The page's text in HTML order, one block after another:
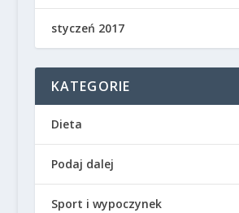
styczeń 2017
KATEGORIE
Dieta
Podaj dalej
Sport i wypoczynek